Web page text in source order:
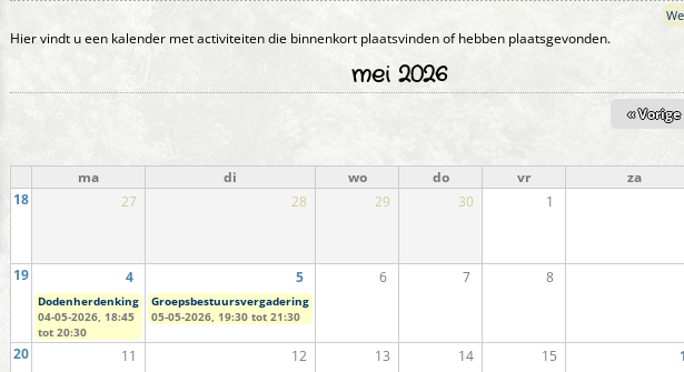
Primaire tabs
Hier vindt u een kalender met activiteiten die binnenkort plaatsvinden of hebben plaatsgevonden.
mei 2026
« Vorige
ma di wo do vr za
18
27 28 29 30 1
19 4 5 6 7 8
Dodenherdenking
04-05-2026, 18:45
tot 20:30
Groepsbestuursvergadering
05-05-2026, 19:30 tot 21:30
20 11 12 13 14 15